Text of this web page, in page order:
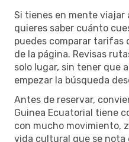
Si tienes en mente viajar
quieres saber cuánto
puedes comparar tarifas
de la página. Revisas
solo lugar, sin tener que
empezar la búsqueda
Antes de reservar,
Guinea Ecuatorial tiene
con mucho movimiento,
vida cultural que se nota